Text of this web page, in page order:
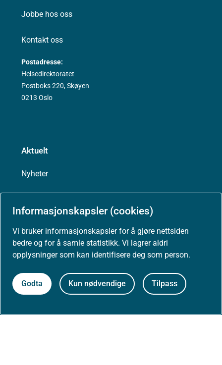
Informasjonskapsler (cookies)
Vi bruker informasjonskapsler for å gjøre nettsiden
bedre og for å samle statistikk. Vi lagrer aldri
opplysninger som kan identifisere deg som person.
Godta Kun nødvendige Tilpass
Jobbe hos oss
Kontakt oss
Postadresse:
Helsedirektoratet
Postboks 220, Skøyen
0213 Oslo
Aktuelt
Nyheter
Høringer
Presse